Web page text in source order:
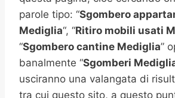
parole tipo: “Sgombero
Mediglia“, “Ritiro mobili usati
“Sgombero cantine Mediglia”
banalmente “Sgomberi
usciranno una valangata di
tra cui questo sito, a questo